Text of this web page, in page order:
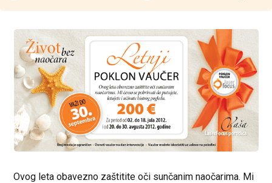
Ovog leta obavezno zaštitite oči sunčanim naočarima. Mi